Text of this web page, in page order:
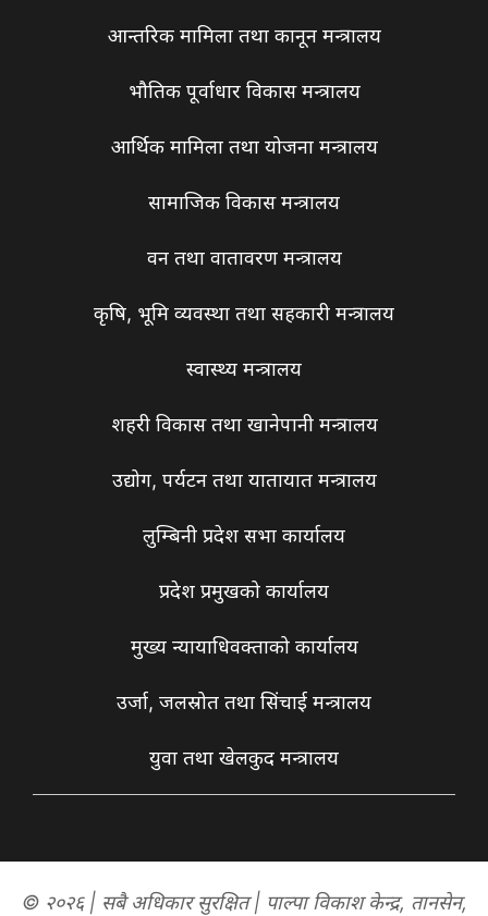
आन्तरिक मामिला तथा कानून मन्त्रालय
भौतिक पूर्वाधार विकास मन्त्रालय
आर्थिक मामिला तथा योजना मन्त्रालय
सामाजिक विकास मन्त्रालय
वन तथा वातावरण मन्त्रालय
कृषि, भूमि व्यवस्था तथा सहकारी मन्त्रालय
स्वास्थ्य मन्त्रालय
शहरी विकास तथा खानेपानी मन्त्रालय
उद्योग, पर्यटन तथा यातायात मन्त्रालय
लुम्बिनी प्रदेश सभा कार्यालय
प्रदेश प्रमुखको कार्यालय
मुख्य न्यायाधिवक्ताको कार्यालय
उर्जा, जलस्रोत तथा सिंचाई मन्त्रालय
युवा तथा खेलकुद मन्त्रालय
© २०२६ | सबै अधिकार सुरक्षित | पाल्पा विकाश केन्द्र, तानसेन,